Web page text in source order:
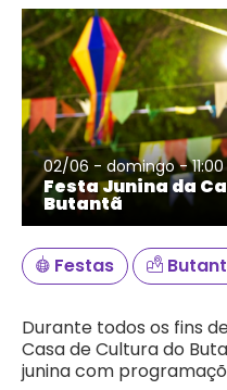
para
o
conteúdo
02/06 - domingo - 11:00
Festa Junina da
Butantã
Festas
Durante todos os fins
Casa de Cultura do
junina com